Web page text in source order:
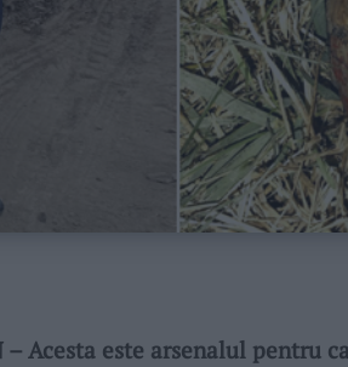
– Acesta este arsenalul pentru